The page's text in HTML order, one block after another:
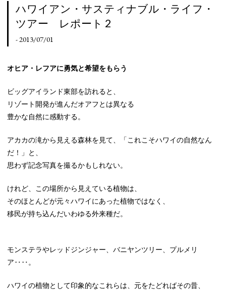
ハワイアン・サスティナブル・ライフ・
ツアー レポート 2
- 2013/07/01
オヒア・レフアに勇気と希望をもらう
ビッグアイランド東部を訪れると、
リゾート開発が進んだオアフとは異なる
豊かな自然に感動する。
アカカの滝から見える森林を見て、「これこそハワイの自然なん
だ！」と、
思わず記念写真を撮るかもしれない。
けれど、この場所から見えている植物は、
そのほとんどが元々ハワイにあった植物ではなく、
移民が持ち込んだいわゆる外来種だ。
モンステラやレッドジンジャー、バニヤンツリー、プルメリ
ア‥‥。
ハワイの植物として印象的なこれらは、元をたどればその昔、